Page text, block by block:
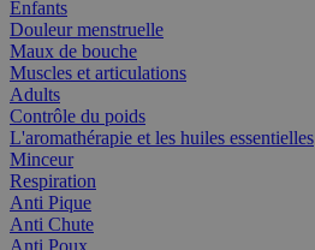
Enfants
Douleur menstruelle
Maux de bouche
Muscles et articulations
Adults
Contrôle du poids
L'aromathérapie et les huiles essentielles
Minceur
Respiration
Anti Pique
Anti Chute